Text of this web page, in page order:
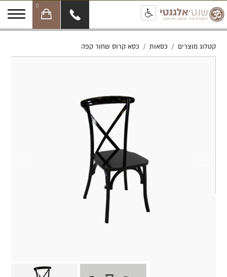
0
קטלוג מוצרים / כסאות / כסא קרוס שחור קפה